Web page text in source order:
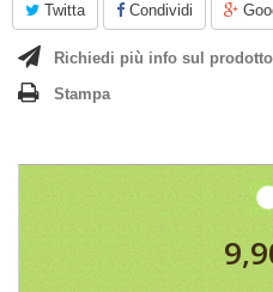
Twitta Condividi
Richiedi più info sul prodotto
Stampa